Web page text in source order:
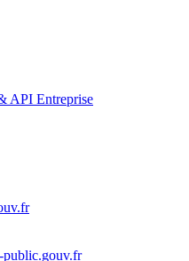
API Entreprise
public.gouv.fr